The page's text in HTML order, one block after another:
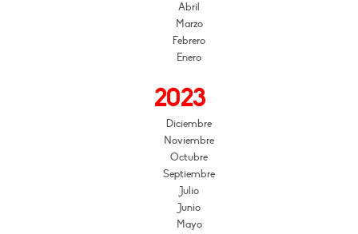
Abril
Marzo
Febrero
Enero
2023
Diciembre
Noviembre
Octubre
Septiembre
Julio
Junio
Mayo